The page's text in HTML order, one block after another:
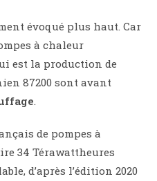
évoqué plus haut. Car
à chaleur
est la production de
87200 sont avant
.
de pompes à
34 Térawattheures
d’après l’édition 2020